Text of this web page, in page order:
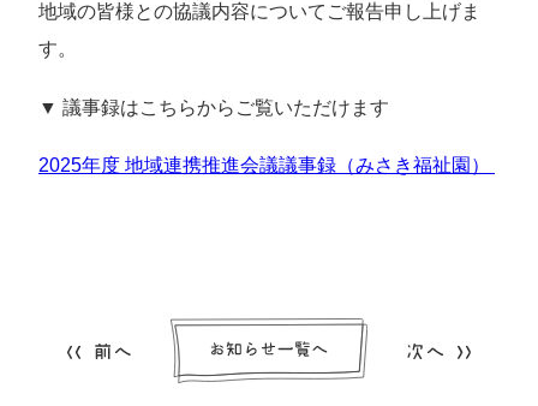
地域の皆様との協議内容についてご報告申し上げま
す。
▼ 議事録はこちらからご覧いただけます
2025年度 地域連携推進会議議事録（みさき福祉園）